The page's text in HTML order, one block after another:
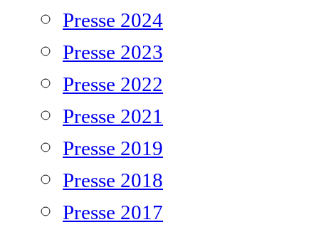
Presse 2024
Presse 2023
Presse 2022
Presse 2021
Presse 2019
Presse 2018
Presse 2017